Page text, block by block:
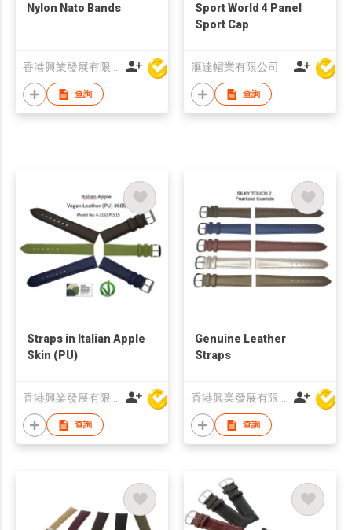
Nylon Nato Bands
查詢
Sport World 4 Panel
Sport Cap
滙達帽業有限公司
查詢
Straps in Italian Apple
Skin (PU)
查詢
Genuine Leather
Straps
查詢